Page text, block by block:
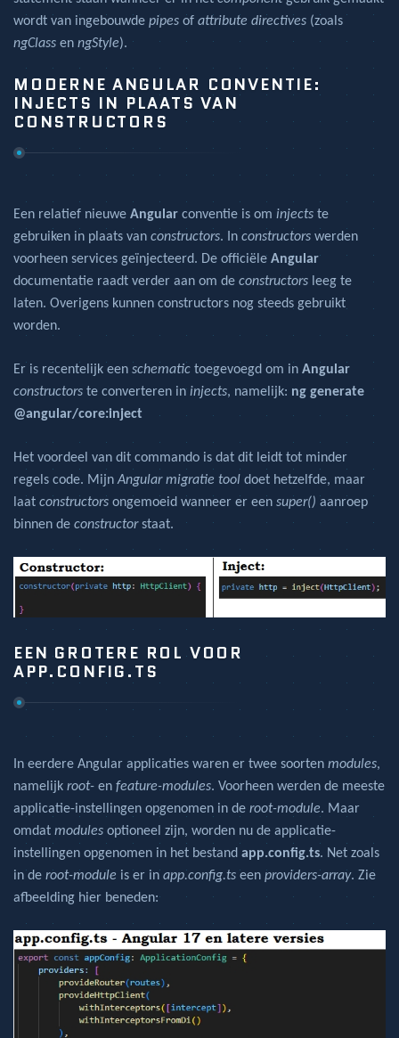
wordt van ingebouwde pipes of attribute directives (zoals
ngClass en ngStyle).
MODERNE ANGULAR CONVENTIE:
INJECTS IN PLAATS VAN
CONSTRUCTORS
Een relatief nieuwe Angular conventie is om injects te
gebruiken in plaats van constructors. In constructors werden
voorheen services geïnjecteerd. De officiële Angular
documentatie raadt verder aan om de constructors leeg te
laten. Overigens kunnen constructors nog steeds gebruikt
worden.
Er is recentelijk een schematic toegevoegd om in Angular
constructors te converteren ininjects, namelijk: ng generate
@angular/core:inject
Het voordeel van dit commando is dat dit leidt tot minder
regels code. MijnAngular migratie tool doet hetzelfde, maar
laat constructors ongemoeid wanneer er een super() aanroep
binnen de constructorstaat.
EEN GROTERE ROL VOOR
APP.CONFIG.TS
In eerdere Angular applicaties waren er twee soorten modules,
namelijk root- en feature-modules. Voorheen werden de meeste
applicatie-instellingen opgenomen in de root-module. Maar
omdat modules optioneel zijn, worden nu de applicatie-
instellingen opgenomen in het bestand app.config.ts. Net zoals
in de root-module is er in app.config.ts een providers-array. Zie
afbeelding hier beneden: